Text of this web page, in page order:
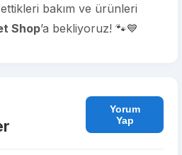
bakım ve ürünleri
Shop’a bekliyoruz! 🐾💙
Yorum
Yap